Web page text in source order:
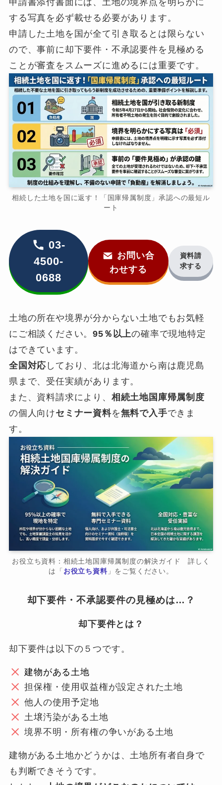
する写真を必ず載せる必要があります。
申請した土地を国が全て引き取るとは限らない
ので、事前に却下要件・不承認要件を見極める
ことが審査をスムーズに進めるには重要です。
相続した土地を国に返す！「国庫帰属制度」承認への最短ル
ート
03-
4500-
0688
お問い合
わせする
資料請
求する
土地の所在や境界が分からない土地でもお気軽
にご相談ください。95％以上の確率で現地特定
はできています。
全国対応 しており、北は北海道から南は鹿児島
県まで、受任実績があります。
また、資料請求により、 相続土地国庫帰属制度
の個人向けセミナー資料を無料で入手できま
す。
お役立ち資料：相続土地国庫帰属制度の解決ガイド 詳しく
は「 お役立ち資料」をご覧ください。
却下要件・不承認要件の見極めは…？
却下要件とは？
却下要件は以下の５つです。
建物がある土地
担保権・使用収益権が設定された土地
他人の使用予定地
土壌汚染がある土地
境界不明・所有権の争いがある土地
建物がある土地かどうかは、土地所有者自身で
も判断できそうです。